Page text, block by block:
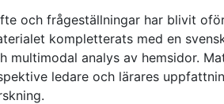
och frågeställningar har blivit
kompletterats med en
multimodal analys av hemsidor.
ledare och lärares